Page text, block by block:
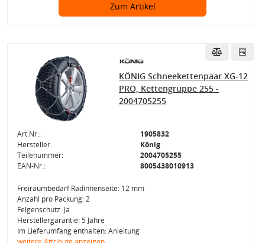
Zum Artikel
KÖNIG Schneekettenpaar XG-12
PRO, Kettengruppe 255 -
2004705255
Art.Nr.:
1905832
Hersteller:
König
Teilenummer:
2004705255
EAN-Nr.:
8005438010913
Freiraumbedarf Radinnenseite: 12 mm
Anzahl pro Packung: 2
Felgenschutz: Ja
Herstellergarantie: 5 Jahre
Im Lieferumfang enthalten: Anleitung